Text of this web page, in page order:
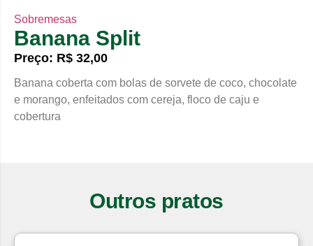
Sobremesas
Banana Split
Preço: R$ 32,00
Banana coberta com bolas de sorvete de coco, chocolate
e morango, enfeitados com cereja, floco de caju e
cobertura
Outros pratos